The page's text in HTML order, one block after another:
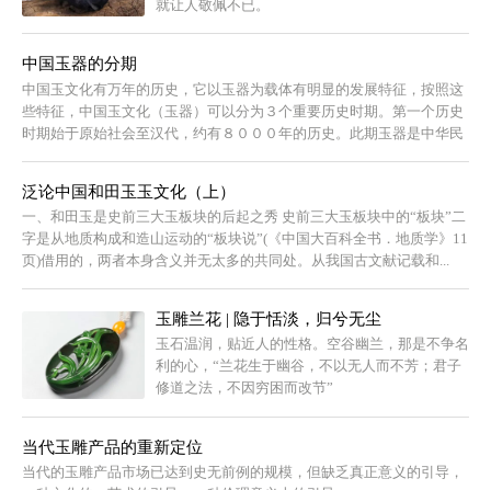
就让人敬佩不已。
中国玉器的分期
中国玉文化有万年的历史，它以玉器为载体有明显的发展特征，按照这
些特征，中国玉文化（玉器）可以分为３个重要历史时期。第一个历史
时期始于原始社会至汉代，约有８０００年的历史。此期玉器是中华民
泛论中国和田玉玉文化（上）
一、和田玉是史前三大玉板块的后起之秀 史前三大玉板块中的“板块”二
字是从地质构成和造山运动的“板块说”(《中国大百科全书．地质学》11
页)借用的，两者本身含义并无太多的共同处。从我国古文献记载和...
玉雕兰花 | 隐于恬淡，归兮无尘
玉石温润，贴近人的性格。空谷幽兰，那是不争名
利的心，“兰花生于幽谷，不以无人而不芳；君子
修道之法，不因穷困而改节”
当代玉雕产品的重新定位
当代的玉雕产品市场已达到史无前例的规模，但缺乏真正意义的引导，